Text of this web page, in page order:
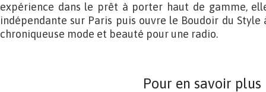
expérience dans le prêt à porter haut de gamme,
indépendante sur Paris puis ouvre le Boudoir du
chroniqueuse mode et beauté pour une radio.
Pour en savoir plus